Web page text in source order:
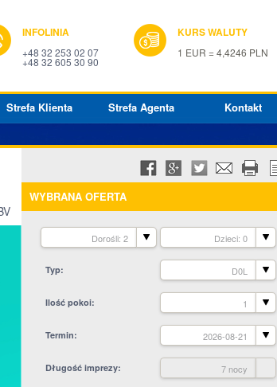
INFOLINIA
+48 32 253 02 07
+48 32 605 30 90
KURS WALUTY
1 EUR = 4,4246 PLN
Strefa Klienta Strefa Agenta Kontakt
WYBRANA OFERTA
Dorośli: 2 Dzieci: 0
Typ D0L
Ilość pokoi 1
Termin 2026-08-21
Długość imprezy 7 nocy